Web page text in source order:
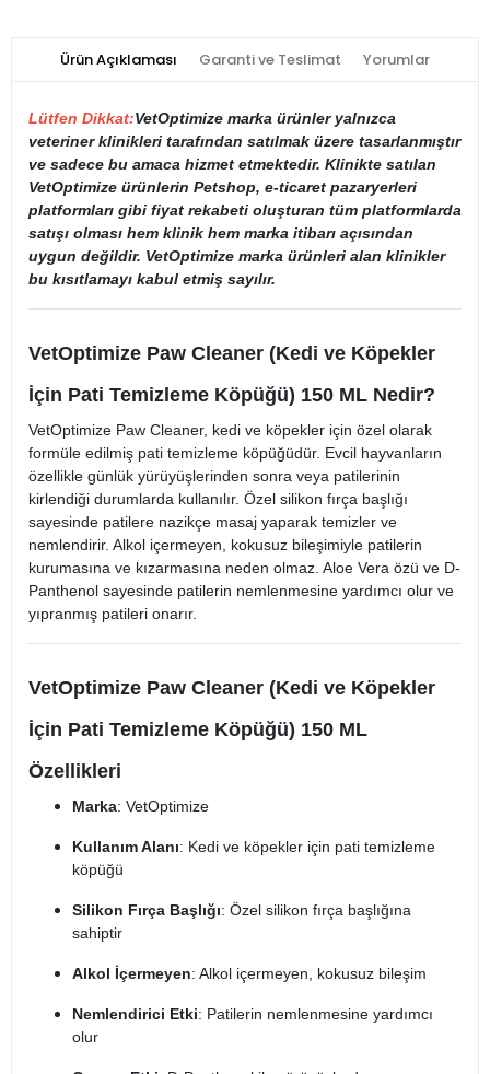
Ürün Açıklaması Garanti ve Teslimat Yorumlar
Lütfen Dikkat:VetOptimize marka ürünler yalnızca
veteriner klinikleri tarafından satılmak üzere tasarlanmıştır
ve sadece bu amaca hizmet etmektedir. Klinikte satılan
VetOptimize ürünlerin Petshop, e-ticaret pazaryerleri
platformları gibi fiyat rekabeti oluşturan tüm platformlarda
satışı olması hem klinik hem marka itibarı açısından
uygun değildir. VetOptimize marka ürünleri alan klinikler
bu kısıtlamayı kabul etmiş sayılır.
VetOptimize Paw Cleaner (Kedi ve Köpekler
İçin Pati Temizleme Köpüğü) 150 ML Nedir?
VetOptimize Paw Cleaner, kedi ve köpekler için özel olarak
formüle edilmiş pati temizleme köpüğüdür. Evcil hayvanların
özellikle günlük yürüyüşlerinden sonra veya patilerinin
kirlendiği durumlarda kullanılır. Özel silikon fırça başlığı
sayesinde patilere nazikçe masaj yaparak temizler ve
nemlendirir. Alkol içermeyen, kokusuz bileşimiyle patilerin
kurumasına ve kızarmasına neden olmaz. Aloe Vera özü ve D-
Panthenol sayesinde patilerin nemlenmesine yardımcı olur ve
yıpranmış patileri onarır.
VetOptimize Paw Cleaner (Kedi ve Köpekler
İçin Pati Temizleme Köpüğü) 150 ML
Özellikleri
Marka: VetOptimize
Kullanım Alanı: Kedi ve köpekler için pati temizleme
köpüğü
Silikon Fırça Başlığı: Özel silikon fırça başlığına
sahiptir
Alkol İçermeyen: Alkol içermeyen, kokusuz bileşim
Nemlendirici Etki: Patilerin nemlenmesine yardımcı
olur